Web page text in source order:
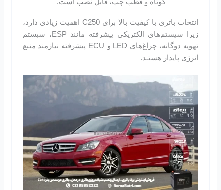
کوتاه و قطب چپ، قابل نصب است.
انتخاب باتری با کیفیت بالا برای C250 اهمیت زیادی دارد،
زیرا سیستم‌های الکتریکی پیشرفته مانند ESP، سیستم
تهویه دوگانه، چراغ‌های LED و ECU پیشرفته نیازمند منبع
انرژی پایدار هستند.